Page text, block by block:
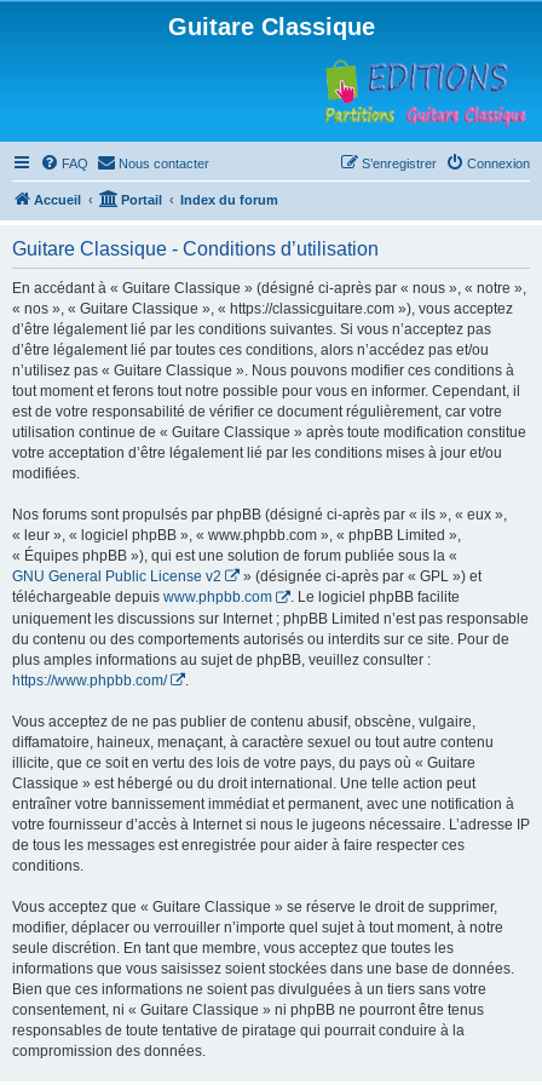
Guitare Classique
FAQ Nous contacter Connexion
S’enregistrer
Accueil Portail Index du forum
Guitare Classique - Conditions d’utilisation
En accédant à « Guitare Classique » (désigné ci-après par « nous », « notre »,
« nos », « Guitare Classique », « https://classicguitare.com »), vous acceptez
d’être légalement lié par les conditions suivantes. Si vous n’acceptez pas
d’être légalement lié par toutes ces conditions, alors n’accédez pas et/ou
n’utilisez pas « Guitare Classique ». Nous pouvons modifier ces conditions à
tout moment et ferons tout notre possible pour vous en informer. Cependant, il
est de votre responsabilité de vérifier ce document régulièrement, car votre
utilisation continue de « Guitare Classique » après toute modification constitue
votre acceptation d’être légalement lié par les conditions mises à jour et/ou
modifiées.
Nos forums sont propulsés par phpBB (désigné ci-après par « ils », « eux »,
« leur », « logiciel phpBB », « www.phpbb.com », « phpBB Limited »,
« Équipes phpBB »), qui est une solution de forum publiée sous la «
GNU General Public License v2
» (désignée ci-après par « GPL ») et
téléchargeable depuis www.phpbb.com
. Le logiciel phpBB facilite
uniquement les discussions sur Internet ; phpBB Limited n’est pas responsable
du contenu ou des comportements autorisés ou interdits sur ce site. Pour de
plus amples informations au sujet de phpBB, veuillez consulter :
https://www.phpbb.com/
Vous acceptez de ne pas publier de contenu abusif, obscène, vulgaire,
diffamatoire, haineux, menaçant, à caractère sexuel ou tout autre contenu
illicite, que ce soit en vertu des lois de votre pays, du pays où « Guitare
Classique » est hébergé ou du droit international. Une telle action peut
entraîner votre bannissement immédiat et permanent, avec une notification à
votre fournisseur d’accès à Internet si nous le jugeons nécessaire. L’adresse IP
de tous les messages est enregistrée pour aider à faire respecter ces
conditions.
Vous acceptez que « Guitare Classique » se réserve le droit de supprimer,
modifier, déplacer ou verrouiller n’importe quel sujet à tout moment, à notre
seule discrétion. En tant que membre, vous acceptez que toutes les
informations que vous saisissez soient stockées dans une base de données.
Bien que ces informations ne soient pas divulguées à un tiers sans votre
consentement, ni « Guitare Classique » ni phpBB ne pourront être tenus
responsables de toute tentative de piratage qui pourrait conduire à la
compromission des données.